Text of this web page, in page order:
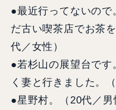
●最近行ってないの
だ古い喫茶店でお茶
代／女性）
●若杉山の展望台です
く妻と行きました。
●星野村。（20代／男